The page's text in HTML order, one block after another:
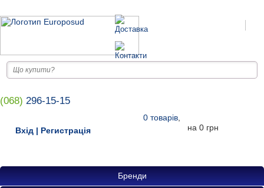
(068) 296-15-15
0товарів,
на 0 грн
Вхід | Регистрація
Бренди